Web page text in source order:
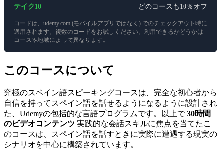
テイク10 どのコースも10％オフ
コードは、udemy.com (モバイルアプリではなく) でのチェックアウト時に
適用されます。複数のコードをお試しください。利用できるかどうかは
コースや地域によって異なります。
このコースについて
究極のスペイン語スピーキングコースは、完全な初心者から
自信を持ってスペイン語を話せるようになるように設計され
た、Udemyの包括的な言語プログラムです。以上で30時間
のビデオコンテンツ 実践的な会話スキルに焦点を当てたこ
のコースは、スペイン語を話すときに実際に遭遇する現実の
シナリオを中心に構築されています。